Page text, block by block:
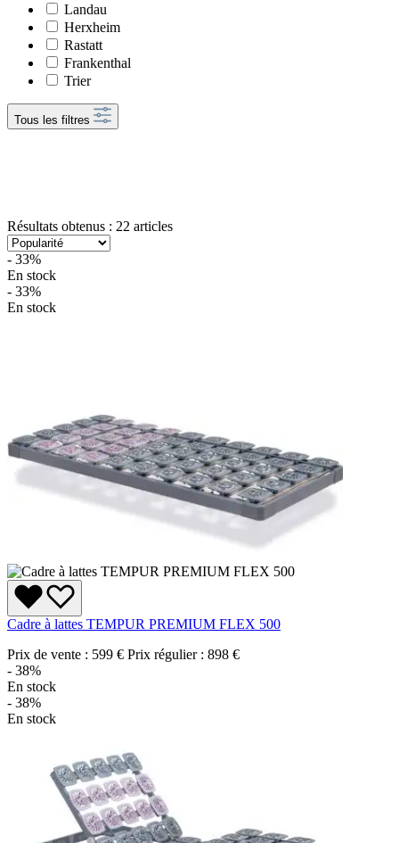
Landau
Herxheim
Rastatt
Frankenthal
Trier
Tous les filtres
Résultats obtenus : 22 articles
- 33%
En stock
- 33%
En stock
Cadre à lattes TEMPUR PREMIUM FLEX 500
Prix de vente : 599 € Prix régulier : 898 €
- 38%
En stock
- 38%
En stock